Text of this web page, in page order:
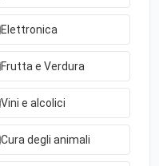
Elettronica
Frutta e Verdura
Vini e alcolici
Cura degli animali